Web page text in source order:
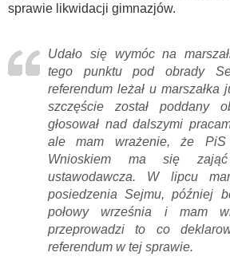
sprawie likwidacji gimnazjów.
Udało się wymóc na
tego punktu pod obrady
referendum leżał u marszałka
szczęście został poddany
głosował nad dalszymi
ale mam wrażenie, że PiS
Wnioskiem ma się
ustawodawcza. W lipcu
posiedzenia Sejmu, później
połowy września i mam
przeprowadzi to co
referendum w tej sprawie.